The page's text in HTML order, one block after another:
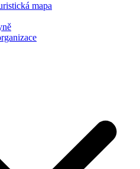
mapa